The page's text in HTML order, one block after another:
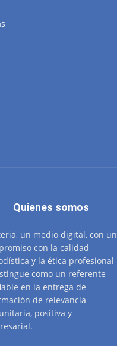
Quienes somos
un medio digital, con un
con la calidad
y la ética profesional
como un referente
en la entrega de
de relevancia
positiva y